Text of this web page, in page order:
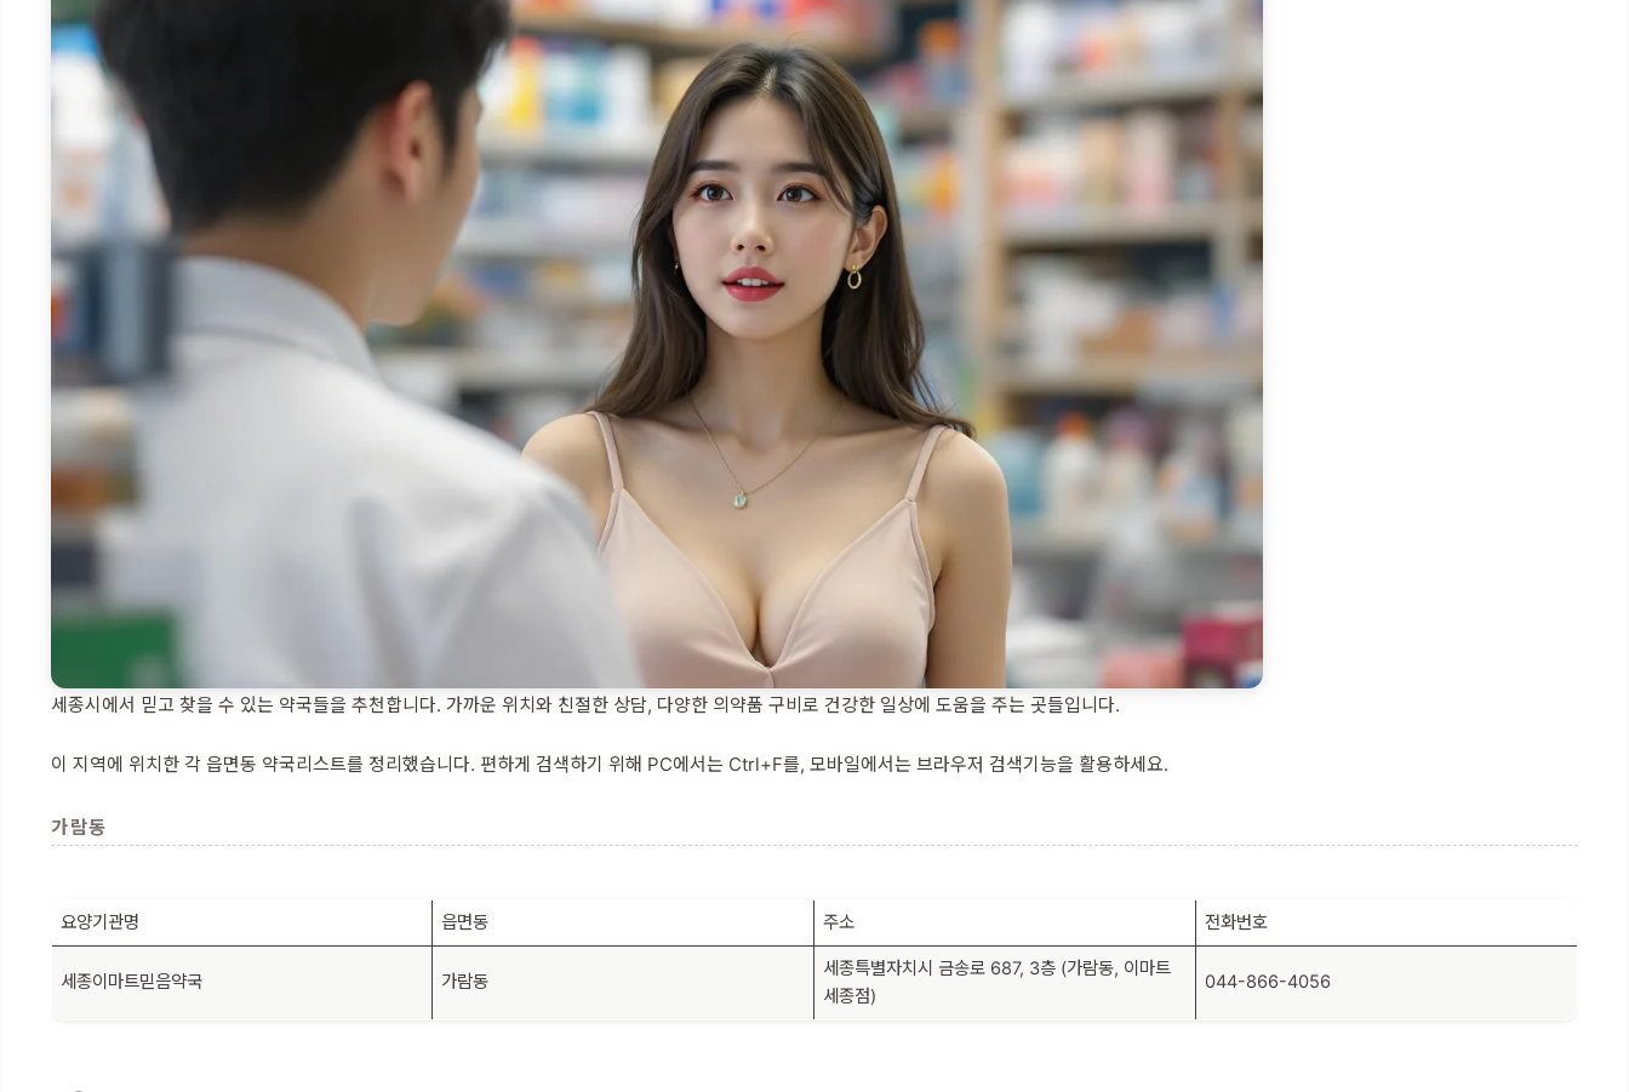
세종시에서 믿고 찾을 수 있는 약국들을 추천합니다. 가까운 위치와 친절한 상담, 다양한 의약품 구비로 건강한 일상에 도움을 주는 곳들입니다.
이 지역에 위치한 각 읍면동 약국리스트를 정리했습니다. 편하게 검색하기 위해 PC에서는 Ctrl+F를, 모바일에서는 브라우저 검색기능을 활용하세요.
가람동
요양기관명 읍면동 주소 전화번호
세종이마트믿음약국 가람동
세종특별자치시 금송로 687, 3층 (가람동, 이마트
세종점)
044-866-4056